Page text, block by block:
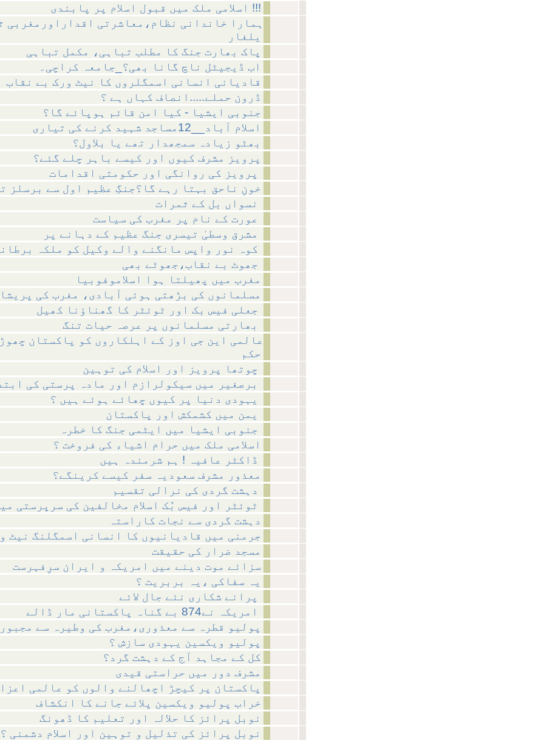
اسلامی ملک میں قبول اسلام پر پابندی !!!
ہمارا خاندانی نظام،معاشرتی اقداراورمغربی
یلغار
پاک بھارت جنگ کا مطلب تباہی، مکمل تباہی
اب ڈیجیٹل ناچ گانا بھی؟_جامعہ کراچی۔
قادیانی انسانی اسمگلروں کا نیٹ ورک بے نقاب
ڈرون حملے.....انصاف کہاں ہے ؟
جنوبی ایشیا - کیا امن قائم ہوپائے گا؟
اسلام آباد__12مساجد شہید کرنے کی تیاری
بھٹو زیادہ سمجھدار تھے یا بلاول؟
پرویز مشرف کیوں اور کیسے باہر چلے گئے؟
خونِ ناحق بہتا رہے گا؟جنگِ عظیم اول سے برسلز
مغرب میں پھیلتا ہوا اسلاموفوبیا
مسلمانوں کی بڑھتی ہوئی آبادی، مغرب کی
عالمی این جی اوز کے اہلکاروں کو پاکستان
حکم
اسلامی ملک میں حرام اشیاء کی فروخت ؟
معذور مشرف سعودیہ سفر کیسے کرینگے؟
دہشت گردی سے نجات کاراستہ
جرمنی میں قادیانیوں کا انسانی اسمگلنگ نیٹ
مسجد ضرار کی حقیقت
سزائے موت دینے میں امریکہ و ایران سرِفہرست
یہ سفاکی ،یہ بربریت ؟
پولیو قطرہ سے معذوری،مغرب کی وطیرہ سے
پولیو ویکسین یہودی سازش ؟
کل کے مجاہد آج کے دہشت گرد؟
مشرف دور میں حراستی قیدی
پاکستان پر کیچڑ اچھالنے والوں کو عالمی
خراب پولیو ویکسین پلائے جانے کا انکشاف
نوبل پرائز کا حلالہ اور تعلیم کا ڈھونگ
نوبل پرائز کی تذلیل و توہین اور اسلام دشمنی ؟